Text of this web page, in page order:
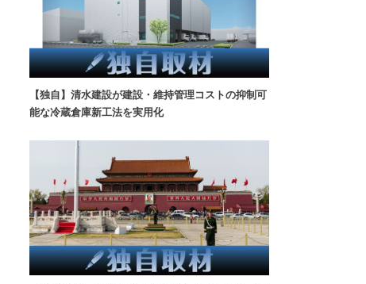
【独自】清水建設が建設・維持管理コストの抑制可
能な冷蔵倉庫新工法を実用化